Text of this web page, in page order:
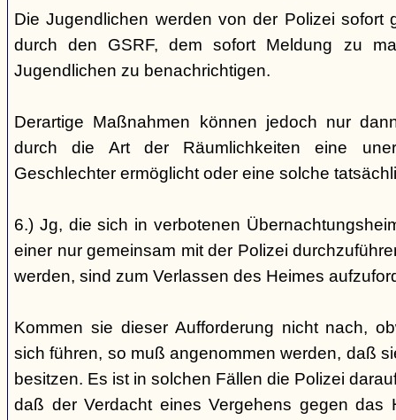
Die Jugendlichen werden von der Polizei sofort
durch den GSRF, dem sofort Meldung zu
Jugendlichen zu benachrichtigen.
Derartige Maßnahmen können jedoch nur
durch die Art der Räumlichkeiten eine
Geschlechter ermöglicht oder eine solche
6.) Jg, die sich in verbotenen
einer nur gemeinsam mit der Polizei
werden, sind zum Verlassen des Heimes
Kommen sie dieser Aufforderung nicht nach,
sich führen, so muß angenommen werden, daß
besitzen. Es ist in solchen Fällen die Polizei
daß der Verdacht eines Vergehens gegen das